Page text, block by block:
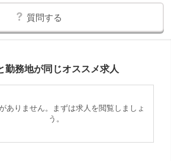
質問する
勤務地が同じオススメ求人
ありません。まずは求人を閲覧しましょ
う。